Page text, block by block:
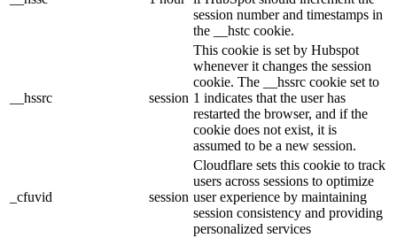
session number and timestamps in
the __hstc cookie.
__hssrc session
This cookie is set by Hubspot
whenever it changes the session
cookie. The __hssrc cookie set to
1 indicates that the user has
restarted the browser, and if the
cookie does not exist, it is
assumed to be a new session.
_cfuvid session
Cloudflare sets this cookie to track
users across sessions to optimize
user experience by maintaining
session consistency and providing
personalized services